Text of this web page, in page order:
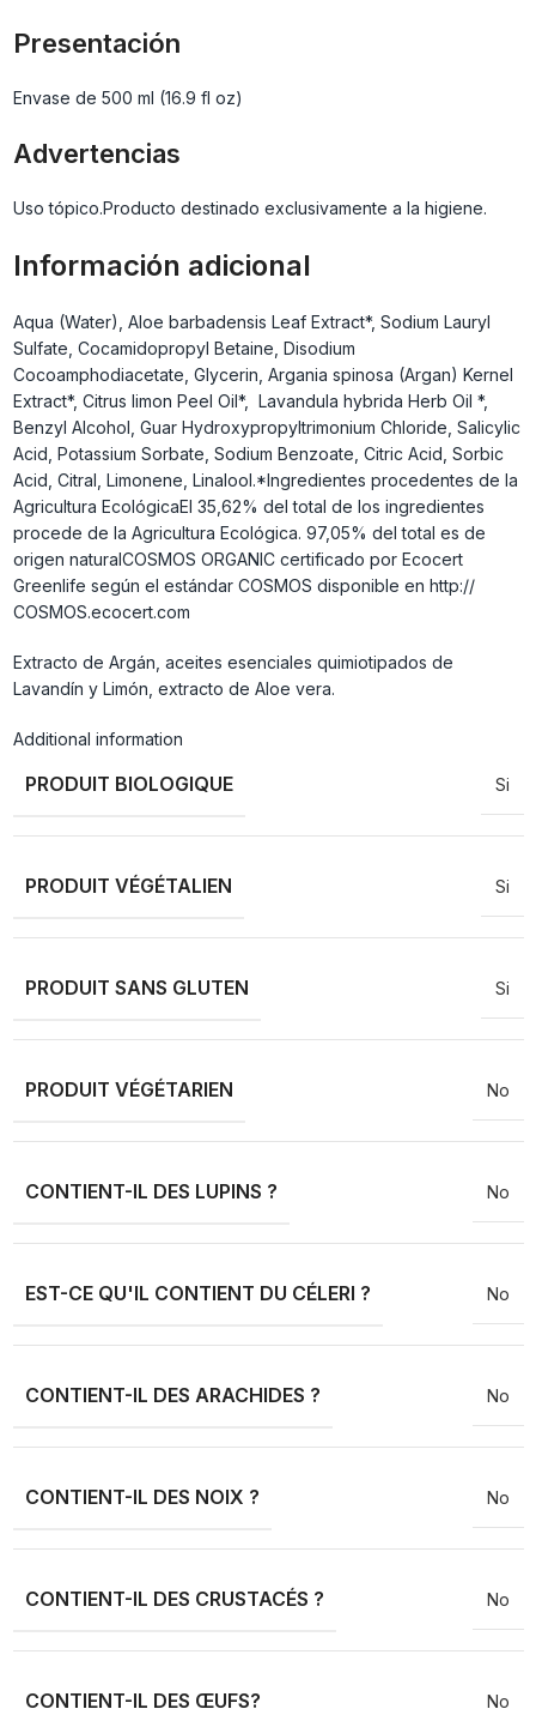
Presentación
Envase de 500 ml (16.9 fl oz)
Advertencias
Uso tópico.Producto destinado exclusivamente a la higiene.
Información adicional
Aqua (Water), Aloe barbadensis Leaf Extract*, Sodium Lauryl
Sulfate, Cocamidopropyl Betaine, Disodium
Cocoamphodiacetate, Glycerin, Argania spinosa (Argan) Kernel
Extract*, Citrus limon Peel Oil*, Lavandula hybrida Herb Oil *,
Benzyl Alcohol, Guar Hydroxypropyltrimonium Chloride, Salicylic
Acid, Potassium Sorbate, Sodium Benzoate, Citric Acid, Sorbic
Acid, Citral, Limonene, Linalool.*Ingredientes procedentes de la
Agricultura EcológicaEl 35,62% del total de los ingredientes
procede de la Agricultura Ecológica. 97,05% del total es de
origen naturalCOSMOS ORGANIC certificado por Ecocert
Greenlife según el estándar COSMOS disponible en http://
COSMOS.ecocert.com
Extracto de Argán, aceites esenciales quimiotipados de
Lavandín y Limón, extracto de Aloe vera.
Additional information
PRODUIT BIOLOGIQUE Si
PRODUIT VÉGÉTALIEN Si
PRODUIT SANS GLUTEN Si
PRODUIT VÉGÉTARIEN No
CONTIENT-IL DES LUPINS ? No
EST-CE QU'IL CONTIENT DU CÉLERI ? No
CONTIENT-IL DES ARACHIDES ? No
CONTIENT-IL DES NOIX ? No
CONTIENT-IL DES CRUSTACÉS ? No
CONTIENT-IL DES ŒUFS? No